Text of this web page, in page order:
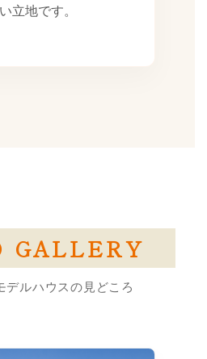
立地です。
GALLERY
デルハウスの見どころ